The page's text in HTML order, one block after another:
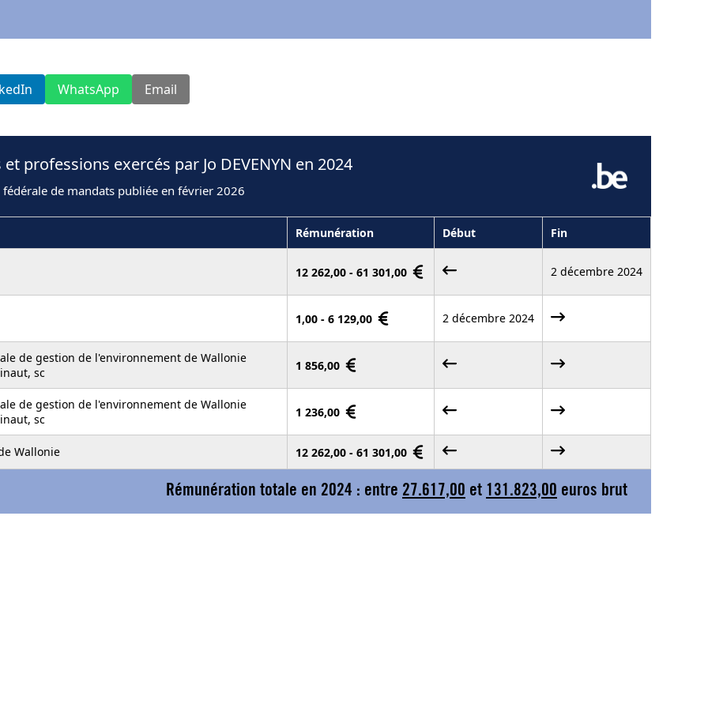
WhatsApp Email
professions exercés par Jo DEVENYN en 2024
de mandats publiée en février 2026
Rémunération Début Fin
12 262,00 - 61 301,00 2 décembre 2024
1,00 - 6 129,00 2 décembre 2024
de gestion de l'environnement de Wallonie
sc
1 856,00
de gestion de l'environnement de Wallonie
sc
1 236,00
Wallonie 12 262,00 - 61 301,00
Rémunération totale en 2024 : entre 27.617,00 et 131.823,00 euros brut